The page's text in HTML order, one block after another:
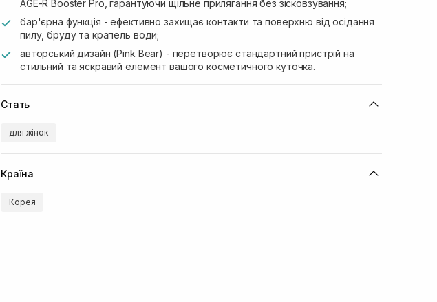
AGE-R Booster Pro, гарантуючи щільне прилягання без зісковзування;
бар'єрна функція - ефективно захищає контакти та поверхню від осідання
пилу, бруду та крапель води;
авторський дизайн (Pink Bear) - перетворює стандартний пристрій на
стильний та яскравий елемент вашого косметичного куточка.
Стать
для жінок
Країна
Корея